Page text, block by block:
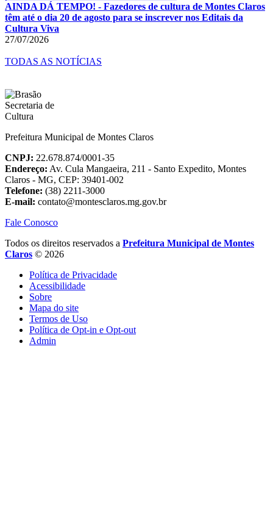
AINDA DÁ TEMPO! - Fazedores de cultura de Montes Claros
têm até o dia 20 de agosto para se inscrever nos Editais da
Cultura Viva
27/07/2026
TODAS AS NOTÍCIAS
Prefeitura Municipal de Montes Claros
CNPJ: 22.678.874/0001-35
Endereço: Av. Cula Mangaeira, 211 - Santo Expedito, Montes
Claros - MG, CEP: 39401-002
Telefone: (38) 2211-3000
E-mail: contato@montesclaros.mg.gov.br
Fale Conosco
Todos os direitos reservados a Prefeitura Municipal de Montes
Claros © 2026
Política de Privacidade
Acessibilidade
Sobre
Mapa do site
Termos de Uso
Política de Opt-in e Opt-out
Admin